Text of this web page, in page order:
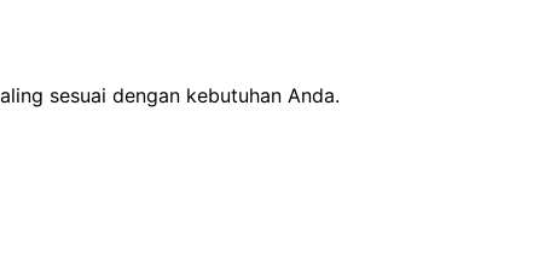
sesuai dengan kebutuhan Anda.